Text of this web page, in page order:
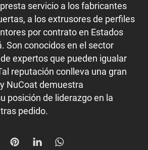
servicio a los fabricantes
a los extrusores de perfiles
por contrato en Estados
Son conocidos en el sector
expertos que pueden igualar
reputación conlleva una gran
NuCoat demuestra
posición de liderazgo en la
pedido.